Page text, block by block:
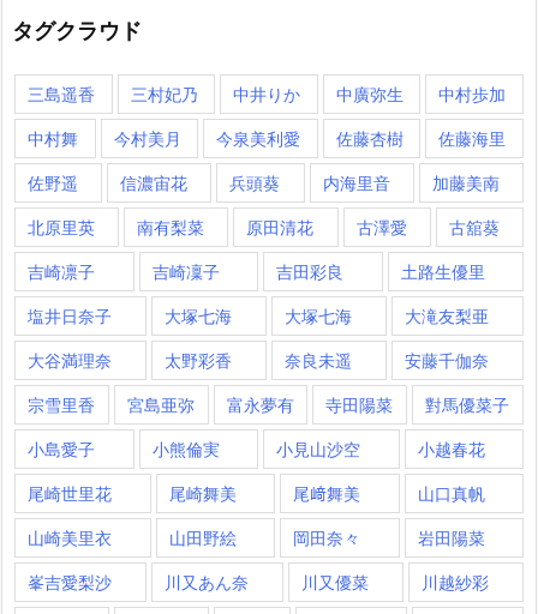
タグクラウド
三島遥香 三村妃乃 中井りか 中廣弥生 中村歩加
中村舞 今村美月 今泉美利愛 佐藤杏樹 佐藤海里
佐野遥 信濃宙花 兵頭葵 内海里音 加藤美南
北原里英 南有梨菜 原田清花 古澤愛 古舘葵
吉崎凛子 吉崎凜子 吉田彩良 土路生優里
塩井日奈子 大塚七海 大塚七海​ 大滝友梨亜
大谷満理奈 太野彩香 奈良未遥 安藤千伽奈
宗雪里香 宮島亜弥 富永夢有 寺田陽菜 對馬優菜子
小島愛子 小熊倫実 小見山沙空 小越春花
尾崎世里花 尾崎舞美 尾﨑舞美 山口真帆
山崎美里衣 山田野絵 岡田奈々 岩田陽菜
峯吉愛梨沙 川又あん奈 川又優菜 川越紗彩